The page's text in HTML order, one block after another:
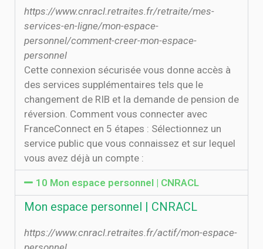
https://www.cnracl.retraites.fr/retraite/mes-
services-en-ligne/mon-espace-
personnel/comment-creer-mon-espace-
personnel
Cette connexion sécurisée vous donne accès à
des services supplémentaires tels que le
changement de RIB et la demande de pension de
réversion. Comment vous connecter avec
FranceConnect en 5 étapes : Sélectionnez un
service public que vous connaissez et sur lequel
vous avez déjà un compte :
10 Mon espace personnel | CNRACL
Mon espace personnel | CNRACL
https://www.cnracl.retraites.fr/actif/mon-espace-